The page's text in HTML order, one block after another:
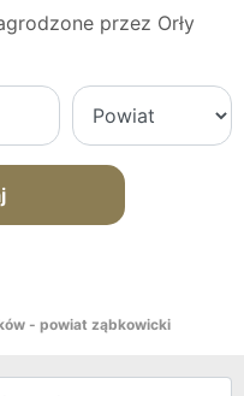
przez Orły
- powiat ząbkowicki